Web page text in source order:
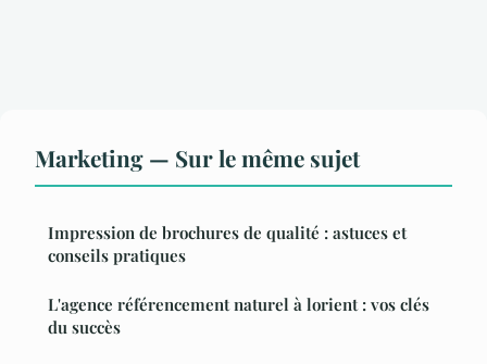
Marketing — Sur le même sujet
Impression de brochures de qualité : astuces et
conseils pratiques
L'agence référencement naturel à lorient : vos clés
du succès